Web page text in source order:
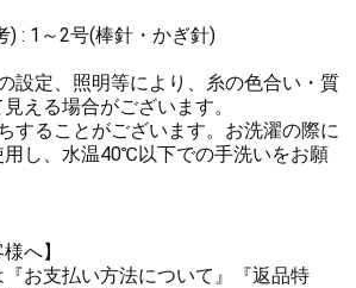
: 1～2号(棒針・かぎ針)
設定、照明等により、糸の色合い・質
える場合がございます。
することがございます。お洗濯の際に
用し、水温40℃以下での手洗いをお願
へ】
『お支払い方法について』
『返品特